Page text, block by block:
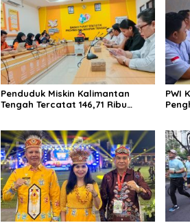
Penduduk Miskin Kalimantan
Tengah Tercatat 146,71 Ribu
PWI